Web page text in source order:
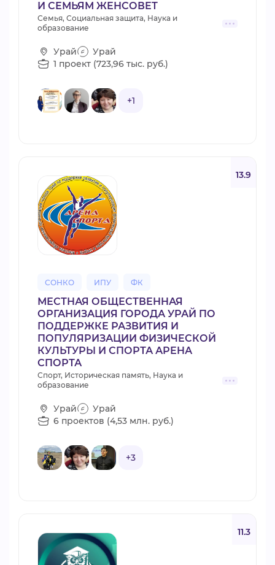
И СЕМЬЯМ ЖЕНСОВЕТ
Семья, Социальная защита, Наука и
образование
Урай
Урай
1 проект (723,96 тыс. руб.)
+1
СОНКО ИПУ ФК
13.9
МЕСТНАЯ ОБЩЕСТВЕННАЯ
ОРГАНИЗАЦИЯ ГОРОДА УРАЙ ПО
ПОДДЕРЖКЕ РАЗВИТИЯ И
ПОПУЛЯРИЗАЦИИ ФИЗИЧЕСКОЙ
КУЛЬТУРЫ И СПОРТА АРЕНА
СПОРТА
Спорт, Историческая память, Наука и
образование
Урай
Урай
6 проектов (4,53 млн. руб.)
+3
11.3